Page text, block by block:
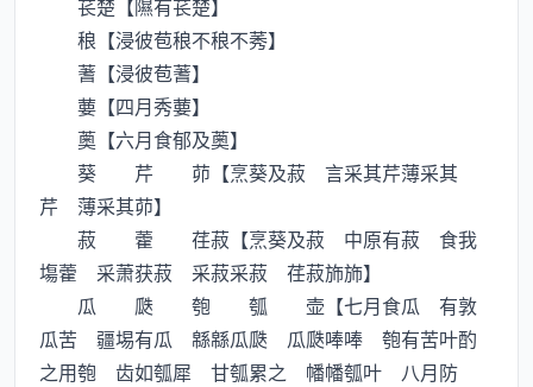
苌楚【隰有苌楚】
稂【浸彼苞稂不稂不莠】
蓍【浸彼苞蓍】
葽【四月秀葽】
薁【六月食郁及薁】
葵 芹 茆【烹葵及菽 言采其芹薄采其
芹 薄采其茆】
菽 藿 荏菽【烹葵及菽 中原有菽 食我
塲藿 采萧获菽 采菽采菽 荏菽斾斾】
瓜 瓞 匏 瓠 壶【七月食瓜 有敦
瓜苦 疆埸有瓜 緜緜瓜瓞 瓜瓞唪唪 匏有苦叶酌
之用匏 齿如瓠犀 甘瓠累之 幡幡瓠叶 八月防